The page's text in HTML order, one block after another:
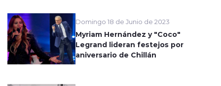
Domingo 18 de Junio de 2023
Myriam Hernández y "Coco"
Legrand lideran festejos por
aniversario de Chillán